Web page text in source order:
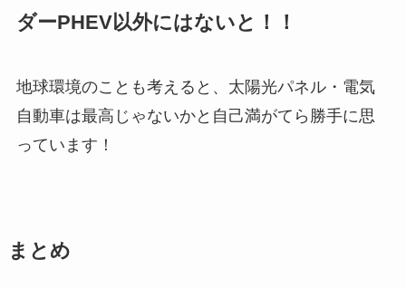
ダーPHEV以外にはないと！！
地球環境のことも考えると、太陽光パネル・電気
自動車は最高じゃないかと自己満がてら勝手に思
っています！
まとめ